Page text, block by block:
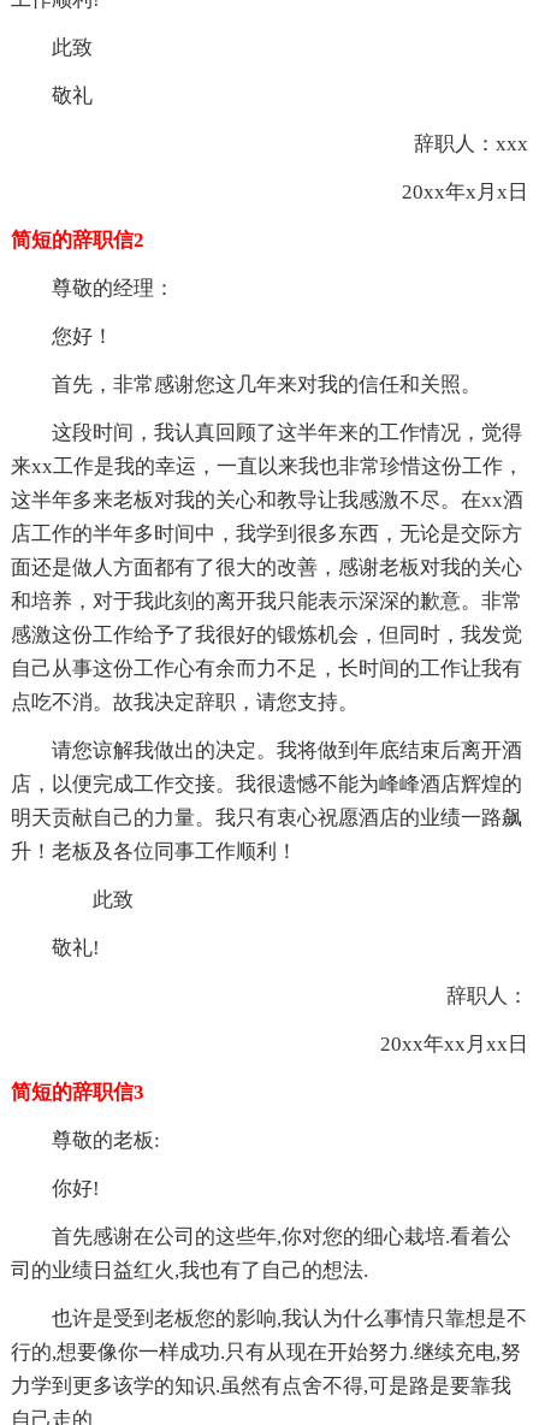
此致
敬礼
辞职人：xxx
20xx年x月x日
简短的辞职信2
尊敬的经理：
您好！
首先，非常感谢您这几年来对我的信任和关照。
这段时间，我认真回顾了这半年来的工作情况，觉得
来xx工作是我的幸运，一直以来我也非常珍惜这份工作，
这半年多来老板对我的关心和教导让我感激不尽。在xx酒
店工作的半年多时间中，我学到很多东西，无论是交际方
面还是做人方面都有了很大的改善，感谢老板对我的关心
和培养，对于我此刻的离开我只能表示深深的歉意。非常
感激这份工作给予了我很好的锻炼机会，但同时，我发觉
自己从事这份工作心有余而力不足，长时间的工作让我有
点吃不消。故我决定辞职，请您支持。
请您谅解我做出的决定。我将做到年底结束后离开酒
店，以便完成工作交接。我很遗憾不能为峰峰酒店辉煌的
明天贡献自己的力量。我只有衷心祝愿酒店的业绩一路飙
升！老板及各位同事工作顺利！
此致
敬礼!
辞职人：
20xx年xx月xx日
简短的辞职信3
尊敬的老板:
你好!
首先感谢在公司的这些年,你对您的细心栽培.看着公
司的业绩日益红火,我也有了自己的想法.
也许是受到老板您的影响,我认为什么事情只靠想是不
行的,想要像你一样成功.只有从现在开始努力.继续充电,努
力学到更多该学的知识.虽然有点舍不得,可是路是要靠我
自己走的